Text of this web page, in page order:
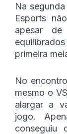
Na
Esports
apesar
primeira
No
mesmo o
alargar a
jogo.
conseguiu